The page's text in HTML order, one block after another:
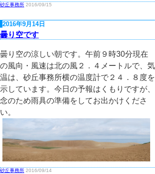
砂丘事務所 2016/09/15
2016年9月14日
曇り空です
曇り空の涼しい朝です。午前９時30分現在
の風向・風速は北の風２．４メートルで、気
温は、砂丘事務所横の温度計で２４．８度を
示しています。今日の予報はくもりですが、
念のため雨具の準備をしてお出かけくださ
い。
砂丘事務所 2016/09/14